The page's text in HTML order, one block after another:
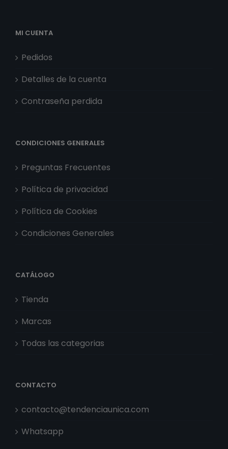
MI CUENTA
Pedidos
Detalles de la cuenta
Contraseña perdida
CONDICIONES GENERALES
Preguntas Frecuentes
Política de privacidad
Política de Cookies
Condiciones Generales
CATÁLOGO
Tienda
Marcas
Todas las categorias
CONTACTO
contacto@tendenciaunica.com
Whatsapp